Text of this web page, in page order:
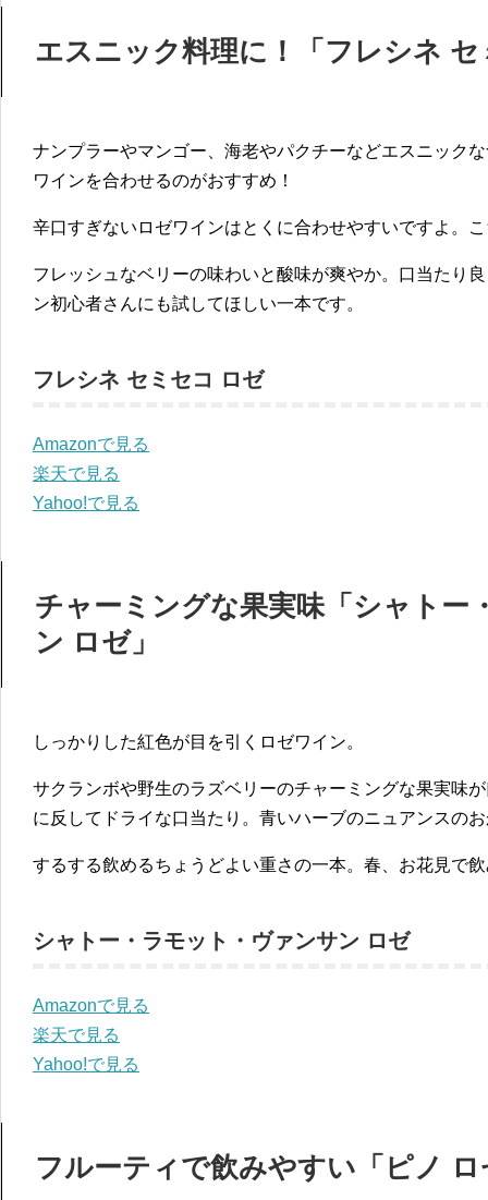
エスニック料理に！「フレシネ
ナンプラーやマンゴー、海老やパクチーなどエスニック
ワインを合わせるのがおすすめ！
辛口すぎないロゼワインはとくに合わせやすいですよ。
フレッシュなベリーの味わいと酸味が爽やか。口当たり
ン初心者さんにも試してほしい一本です。
フレシネ セミセコ ロゼ
Amazonで見る
楽天で見る
Yahoo!で見る
チャーミングな果実味「シャトー
ン ロゼ」
しっかりした紅色が目を引くロゼワイン。
サクランボや野生のラズベリーのチャーミングな果実味
に反してドライな口当たり。青いハーブのニュアンスの
するする飲めるちょうどよい重さの一本。春、お花見で
シャトー・ラモット・ヴァンサン ロゼ
Amazonで見る
楽天で見る
Yahoo!で見る
フルーティで飲みやすい「ピノ